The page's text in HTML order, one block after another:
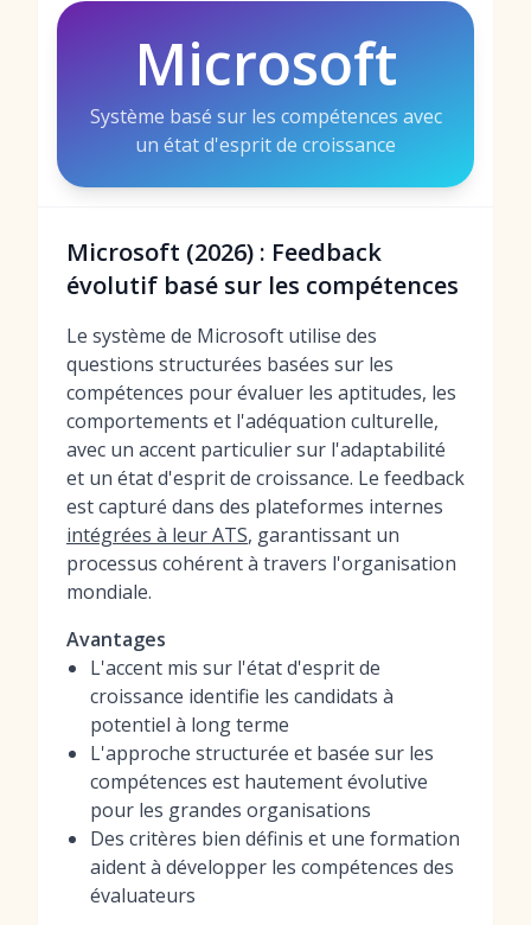
Microsoft
Système basé sur les compétences avec
un état d'esprit de croissance
Microsoft (2026) : Feedback
évolutif basé sur les compétences
Le système de Microsoft utilise des
questions structurées basées sur les
compétences pour évaluer les aptitudes, les
comportements et l'adéquation culturelle,
avec un accent particulier sur l'adaptabilité
et un état d'esprit de croissance. Le feedback
est capturé dans des plateformes internes
intégrées à leur ATS, garantissant un
processus cohérent à travers l'organisation
mondiale.
Avantages
L'accent mis sur l'état d'esprit de
croissance identifie les candidats à
potentiel à long terme
L'approche structurée et basée sur les
compétences est hautement évolutive
pour les grandes organisations
Des critères bien définis et une formation
aident à développer les compétences des
évaluateurs